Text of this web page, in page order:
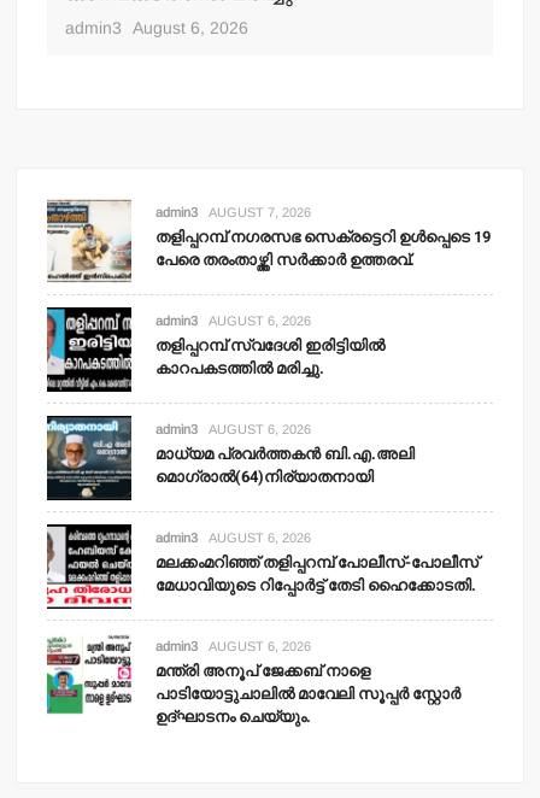
admin3 August 6, 2026
admin3 AUGUST 7, 2026
തളിപ്പറമ്പ് നഗരസഭ സെക്രട്ടെറി ഉള്‍പ്പെടെ 19
പേരെ തരംതാഴ്ത്തി സര്‍ക്കാര്‍ ഉത്തരവ്.
admin3 AUGUST 6, 2026
തളിപ്പറമ്പ് സ്വദേശി ഇരിട്ടിയില്‍
കാറപകടത്തില്‍ മരിച്ചു.
admin3 AUGUST 6, 2026
മാധ്യമ പ്രവര്‍ത്തകന്‍ ബി.എ.അലി
മൊഗ്രാല്‍(64)നിര്യാതനായി
admin3 AUGUST 6, 2026
മലക്കംമറിഞ്ഞ് തളിപ്പറമ്പ് പോലീസ്-പോലീസ്
മേധാവിയുടെ റിപ്പോര്‍ട്ട് തേടി ഹൈക്കോടതി.
admin3 AUGUST 6, 2026
മന്ത്രി അനൂപ് ജേക്കബ് നാളെ
പാടിയോട്ടുചാലില്‍ മാവേലി സൂപ്പര്‍ സ്റ്റോര്‍
ഉദ്ഘാടനം ചെയ്യും.